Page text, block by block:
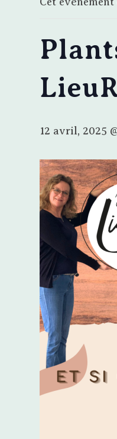
12 avril, 2025